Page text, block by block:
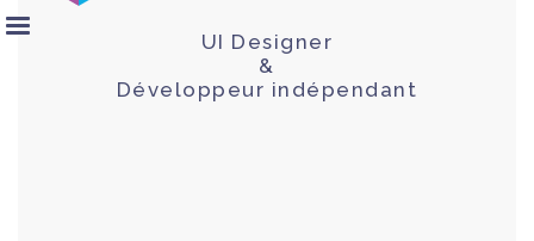
UI Designer
&
Développeur indépendant